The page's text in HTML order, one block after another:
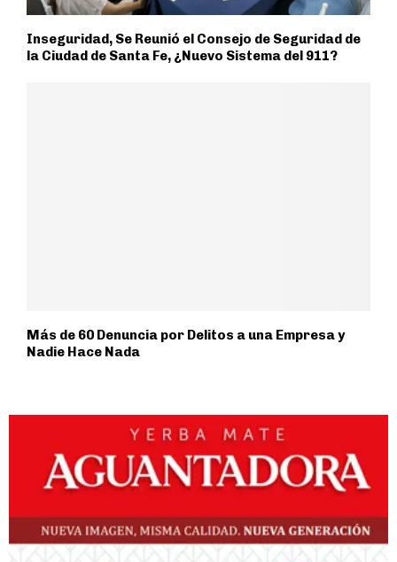
Inseguridad, Se Reunió el Consejo de Seguridad de
la Ciudad de Santa Fe, ¿Nuevo Sistema del 911?
Más de 60 Denuncia por Delitos a una Empresa y
Nadie Hace Nada